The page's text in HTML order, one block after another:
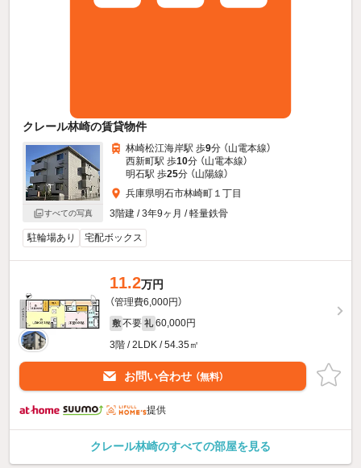
クレール林崎の賃貸物件
すべての写真
林崎松江海岸駅 歩9分 （山電本線）
西新町駅 歩10分 （山電本線）
明石駅 歩25分 （山陽線）
兵庫県明石市林崎町１丁目
3階建 / 3年9ヶ月 / 軽量鉄骨
駐輪場あり 宅配ボックス
11.2万円
（管理費6,000円）
敷 不要 礼 60,000円
3階 / 2LDK / 54.35㎡
お問い合わせ （無料）
提供
クレール林崎のすべての部屋を見る